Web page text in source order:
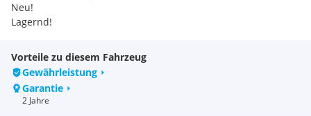
Neu!
Lagernd!
Vorteile zu diesem Fahrzeug
Gewährleistung
Garantie
2 Jahre